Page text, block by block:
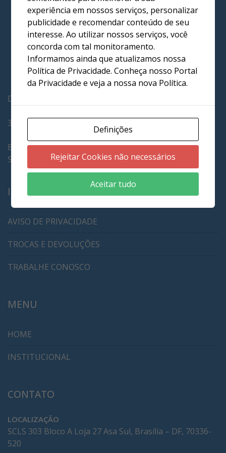
Drogaria Vitabel LTDA
37.107.000/0001-03
Endereço:
ST SHCS CL 303 BLOCO A
INFORMAÇÕES
AVISO DE PRIVACIDADE
TROCAS E DEVOLUÇÕES
TRABALHE CONOSCO
MENU
HOME
INSTITUCIONAL
CONTATO
LOCALIZAÇÃO
SCLS 303 Bloco A Loja 27 Asa Sul, Brasília – DF, 70336-
520
experiência em nossos serviços, personalizar
publicidade e recomendar conteúdo de seu
interesse. Ao utilizar nossos serviços, você
concorda com tal monitoramento.
Informamos ainda que atualizamos nossa
Política de Privacidade. Conheça nosso Portal
da Privacidade e veja a nossa nova Política.
Definições
Rejeitar Cookies não necessários
Aceitar tudo